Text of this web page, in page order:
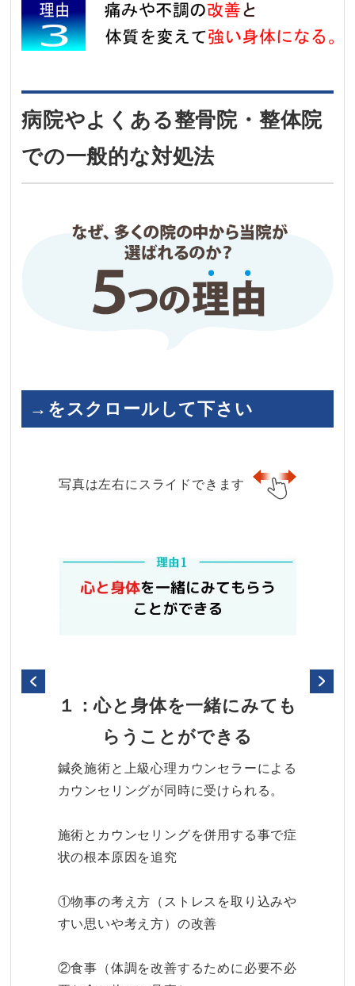
病院やよくある整骨院・整体院
での一般的な対処法
→をスクロールして下さい
写真は左右にスライドできます
１：心と身体を一緒にみても
らうことができる
鍼灸施術と上級心理カウンセラーによる
カウンセリングが同時に受けられる。
施術とカウンセリングを併用する事で症
状の根本原因を追究
①物事の考え方（ストレスを取り込みや
すい思いや考え方）の改善
②食事（体調を改善するために必要不必